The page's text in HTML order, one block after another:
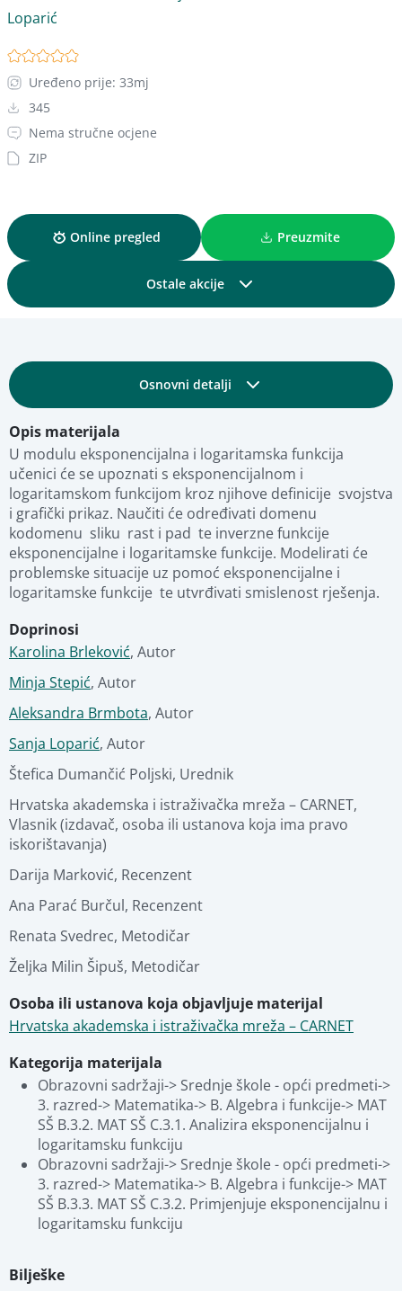
Loparić
Uređeno prije: 33mj
345
Nema stručne ocjene
ZIP
Online pregled Preuzmite
Ostale akcije
Dodajte u kolekciju
Dodajte u favorite
Pregled materijala
Osnovni detalji
Obrazovni i tehnički detalji
Fotografije
Stručna ocjena
Opis materijala
U modulu eksponencijalna i logaritamska funkcija
učenici će se upoznati s eksponencijalnom i
logaritamskom funkcijom kroz njihove definicije  svojstva
i grafički prikaz. Naučiti će određivati domenu
kodomenu  sliku  rast i pad  te inverzne funkcije
eksponencijalne i logaritamske funkcije. Modelirati će
problemske situacije uz pomoć eksponencijalne i
logaritamske funkcije  te utvrđivati smislenost rješenja.
Doprinosi
Karolina Brleković, Autor
Minja Stepić, Autor
Aleksandra Brmbota, Autor
Sanja Loparić, Autor
Štefica Dumančić Poljski, Urednik
Hrvatska akademska i istraživačka mreža – CARNET,
Vlasnik (izdavač, osoba ili ustanova koja ima pravo
iskorištavanja)
Darija Marković, Recenzent
Ana Parać Burčul, Recenzent
Renata Svedrec, Metodičar
Željka Milin Šipuš, Metodičar
Osoba ili ustanova koja objavljuje materijal
Hrvatska akademska i istraživačka mreža – CARNET
Kategorija materijala
Obrazovni sadržaji-> Srednje škole - opći predmeti->
3. razred-> Matematika-> B. Algebra i funkcije-> MAT
SŠ B.3.2. MAT SŠ C.3.1. Analizira eksponencijalnu i
logaritamsku funkciju
Obrazovni sadržaji-> Srednje škole - opći predmeti->
3. razred-> Matematika-> B. Algebra i funkcije-> MAT
SŠ B.3.3. MAT SŠ C.3.2. Primjenjuje eksponencijalnu i
logaritamsku funkciju
Bilješke